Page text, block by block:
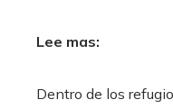
Lee mas:
Dentro de los